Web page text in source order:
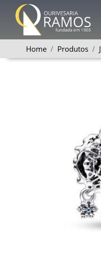
Home Produtos